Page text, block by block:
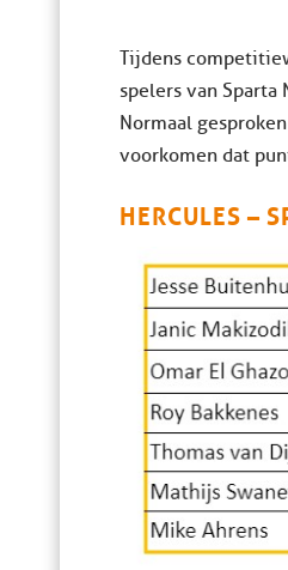
Tijdens
spelers van
Normaal
voorkomen dat
HERCULES –